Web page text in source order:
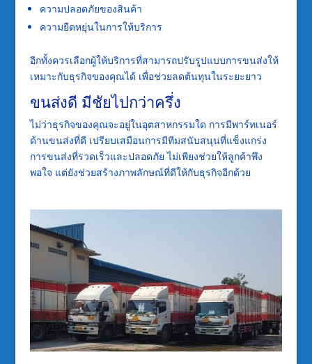
ความปลอดภัยของสินค้า
ความยืดหยุ่นในการให้บริการ
อีกทั้งควรเลือกผู้ให้บริการที่สามารถปรับรูปแบบการขนส่งให้
เหมาะกับธุรกิจของคุณได้ เพื่อช่วยลดต้นทุนในระยะยาว
ขนส่งดี มีชัยไปกว่าครึ่ง
ไม่ว่าธุรกิจของคุณจะอยู่ในอุตสาหกรรมใด การมีพาร์ทเนอร์
ด้านขนส่งที่ดี เปรียบเสมือนการมีทีมสนับสนุนที่แข็งแกร่ง
การขนส่งที่รวดเร็วและปลอดภัย ไม่เพียงช่วยให้ลูกค้าพึง
พอใจ แต่ยังช่วยสร้างภาพลักษณ์ที่ดีให้กับธุรกิจอีกด้วย